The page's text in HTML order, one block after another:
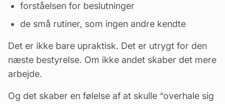
forståelsen for beslutninger
de små rutiner, som ingen andre kendte
Det er ikke bare upraktisk. Det er utrygt for den
næste bestyrelse. Om ikke andet skaber det mere
arbejde.
Og det skaber en følelse af at skulle “overhale sig